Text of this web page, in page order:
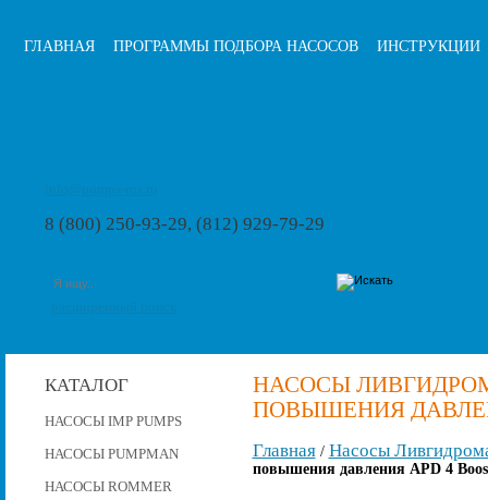
ГЛАВНАЯ ПРОГРАММЫ ПОДБОРА НАСОСОВ ИНСТРУКЦИИ
8 (800) 250-93-29, (812) 929-79-29
КАТАЛОГ
НАСОСЫ IMP PUMPS
НАСОСЫ PUMPMAN
НАСОСЫ ROMMER
НАСОСЫ
ПОВЫШЕНИЯ
Главная/ Насосы
повышения давления APD 4